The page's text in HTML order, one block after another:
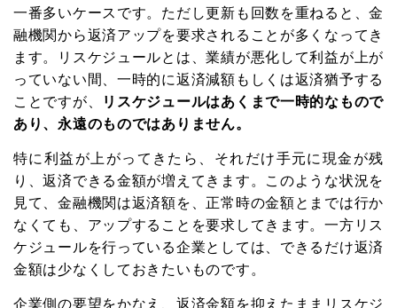
一番多いケースです。ただし更新も回数を重ねると、金
融機関から返済アップを要求されることが多くなってき
ます。リスケジュールとは、業績が悪化して利益が上が
っていない間、一時的に返済減額もしくは返済猶予する
ことですが、
リスケジュールはあくまで一時的なもので
あり、永遠のものではありません。
特に利益が上がってきたら、それだけ手元に現金が残
り、返済できる金額が増えてきます。このような状況を
見て、金融機関は返済額を、正常時の金額とまでは行か
なくても、アップすることを要求してきます。一方リス
ケジュールを行っている企業としては、できるだけ返済
金額は少なくしておきたいものです。
企業側の要望をかなえ、返済金額を抑えたままリスケジ